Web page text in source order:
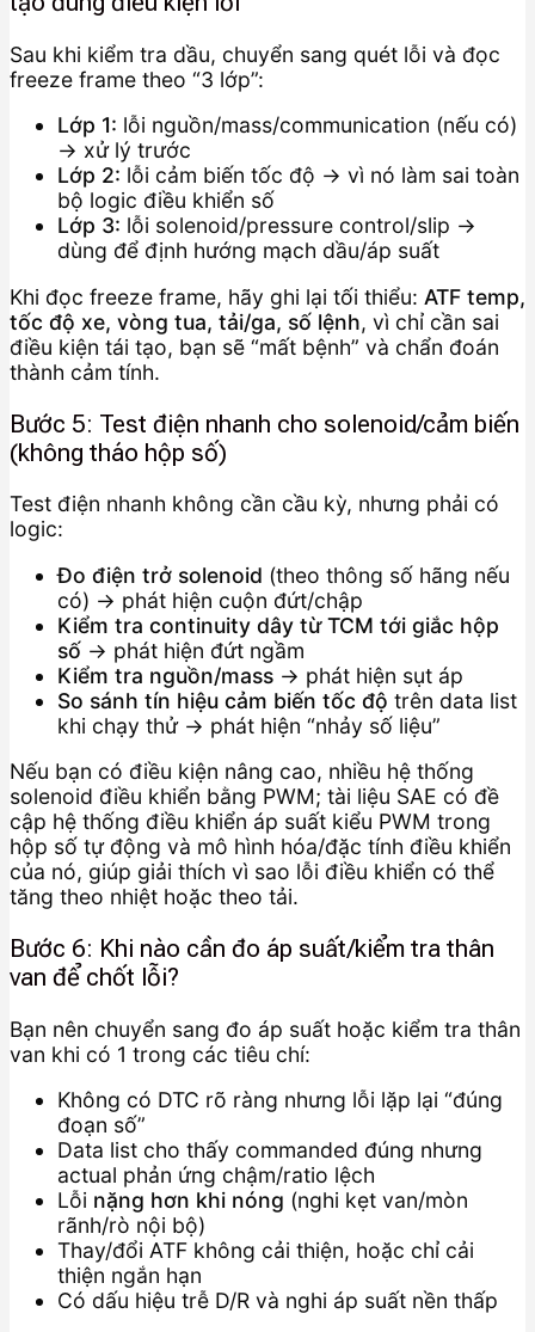
Sau khi kiểm tra dầu, chuyển sang quét lỗi và đọc
freeze frame theo “3 lớp”:
Lớp 1: lỗi nguồn/mass/communication (nếu có)
→ xử lý trước
Lớp 2: lỗi cảm biến tốc độ → vì nó làm sai toàn
bộ logic điều khiển số
Lớp 3: lỗi solenoid/pressure control/slip →
dùng để định hướng mạch dầu/áp suất
Khi đọc freeze frame, hãy ghi lại tối thiểu: ATF temp,
tốc độ xe, vòng tua, tải/ga, số lệnh, vì chỉ cần sai
điều kiện tái tạo, bạn sẽ “mất bệnh” và chẩn đoán
thành cảm tính.
Bước 5: Test điện nhanh cho solenoid/cảm biến
(không tháo hộp số)
Test điện nhanh không cần cầu kỳ, nhưng phải có
logic:
Đo điện trở solenoid (theo thông số hãng nếu
có) → phát hiện cuộn đứt/chập
Kiểm tra continuity dây từ TCM tới giắc hộp
số → phát hiện đứt ngầm
Kiểm tra nguồn/mass → phát hiện sụt áp
So sánh tín hiệu cảm biến tốc độ trên data list
khi chạy thử → phát hiện “nhảy số liệu”
Nếu bạn có điều kiện nâng cao, nhiều hệ thống
solenoid điều khiển bằng PWM; tài liệu SAE có đề
cập hệ thống điều khiển áp suất kiểu PWM trong
hộp số tự động và mô hình hóa/đặc tính điều khiển
của nó, giúp giải thích vì sao lỗi điều khiển có thể
tăng theo nhiệt hoặc theo tải.
Bước 6: Khi nào cần đo áp suất/kiểm tra thân
van để chốt lỗi?
Bạn nên chuyển sang đo áp suất hoặc kiểm tra thân
van khi có 1 trong các tiêu chí:
Không có DTC rõ ràng nhưng lỗi lặp lại “đúng
đoạn số”
Data list cho thấy commanded đúng nhưng
actual phản ứng chậm/ratio lệch
Lỗi nặng hơn khi nóng (nghi kẹt van/mòn
rãnh/rò nội bộ)
Thay/đổi ATF không cải thiện, hoặc chỉ cải
thiện ngắn hạn
Có dấu hiệu trễ D/R và nghi áp suất nền thấp